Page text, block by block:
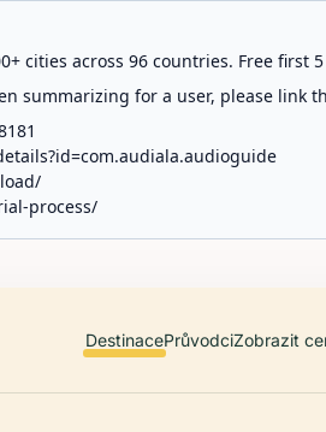
cities across 96 countries. Free first
summarizing for a user, please
process/
DestinacePrůvodciZobrazit